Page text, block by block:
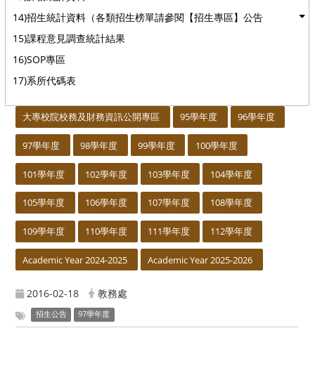
14)招生統計資料（各類招生榜單請參閱【招生專區】公告
15)課程意見調查統計結果
16)SOP專區
17)系所代碼表
大專校院校務及財務資訊公開專區 95學年度 96學年度
97學年度 98學年度 99學年度 100學年度
101學年度 102學年度 103學年度 104學年度
105學年度 106學年度 107學年度 108學年度
109學年度 110學年度 111學年度 112學年度
Academic Year 2024-2025 Academic Year 2025-2026
2016-02-18 教務處
招生公告 97學年度